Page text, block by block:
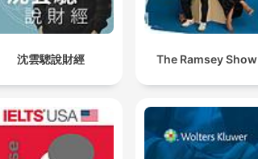
沈雲驄說財經 The Ramsey Show